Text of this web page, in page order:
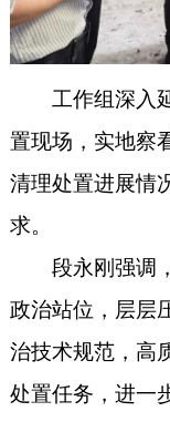
工作组深入
置现场，实地察
清理处置进展情
求。
段永刚强调
政治站位，层层
治技术规范，高
处置任务，进一